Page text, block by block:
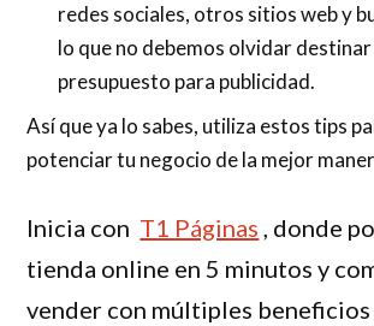
redes sociales, otros sitios web y
lo que no debemos olvidar destinar
presupuesto para publicidad.
Así que ya lo sabes, utiliza estos tips
potenciar tu negocio de la mejor
Inicia con T1 Páginas , donde
tienda online en 5 minutos y
vender con múltiples beneficios